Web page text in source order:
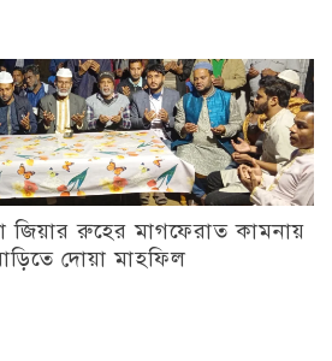
জিয়ার রুহের মাগফেরাত কামনায়
দোয়া মাহফিল